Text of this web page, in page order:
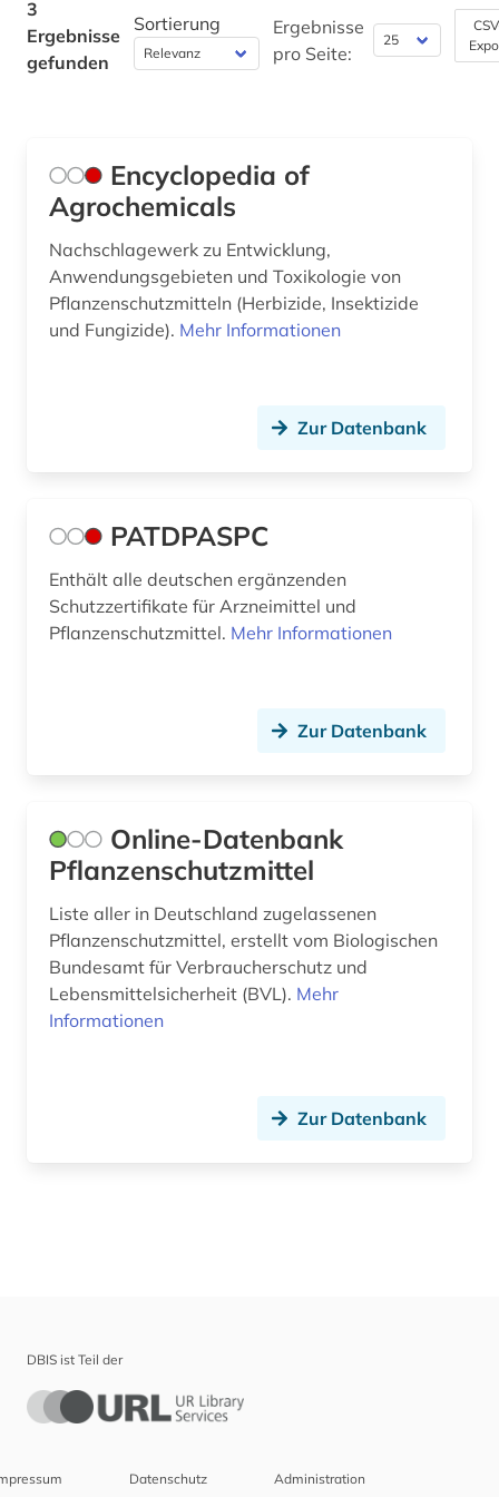
Natur- und Umweltschutz (1)
Philosophie (0)
Physik (0)
Politologie (0)
Psychologie (0)
Slavistik (0)
Technik (0)
Museumswesen (0)
3
Ergebnisse
gefunden
Sortierung
Ergebnisse
pro Seite:
Encyclopedia of
Agrochemicals
Nachschlagewerk zu Entwicklung,
Anwendungsgebieten und Toxikologie von
Pflanzenschutzmitteln (Herbizide, Insektizide
und Fungizide). Mehr Informationen
Zur Datenbank
PATDPASPC
Enthält alle deutschen ergänzenden
Schutzzertifikate für Arzneimittel und
Pflanzenschutzmittel. Mehr Informationen
Zur Datenbank
Online-Datenbank
Pflanzenschutzmittel
Liste aller in Deutschland zugelassenen
Pflanzenschutzmittel, erstellt vom Biologischen
Bundesamt für Verbraucherschutz und
Lebensmittelsicherheit (BVL). Mehr
Informationen
Zur Datenbank
DBIS ist Teil der
Datenschutz Administration